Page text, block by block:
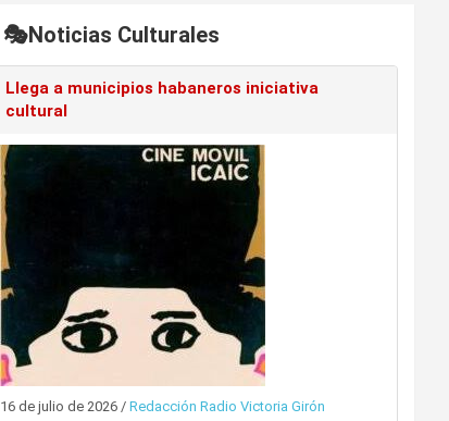
🎭Noticias Culturales
Llega a municipios habaneros iniciativa
cultural
16 de julio de 2026 /Redacción Radio Victoria Girón